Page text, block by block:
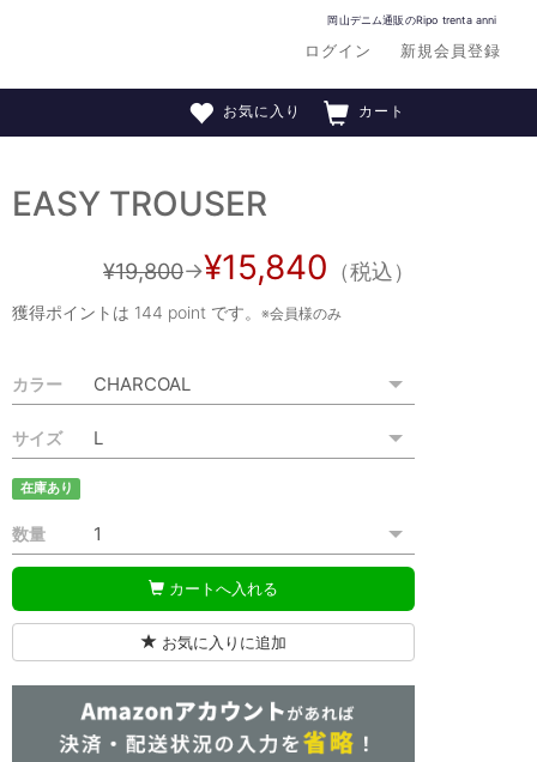
岡山デニム通販のRipo trenta anni
ログイン 新規会員登録
カート
お気に入り
EASY TROUSER
¥19,800→¥15,840 （税込）
獲得ポイントは 144 point です。※会員様のみ
カラー
サイズ
在庫あり
数量
カートへ入れる
お気に入りに追加